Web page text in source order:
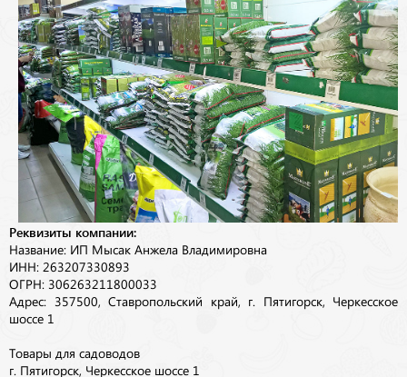
Реквизиты компании:
Название: ИП Мысак Анжела Владимировна
ИНН: 263207330893
ОГРН: 306263211800033
Адрес: 357500, Ставропольский край, г. Пятигорск, Черкесское
шоссе 1
Товары для садоводов
г. Пятигорск, Черкесское шоссе 1